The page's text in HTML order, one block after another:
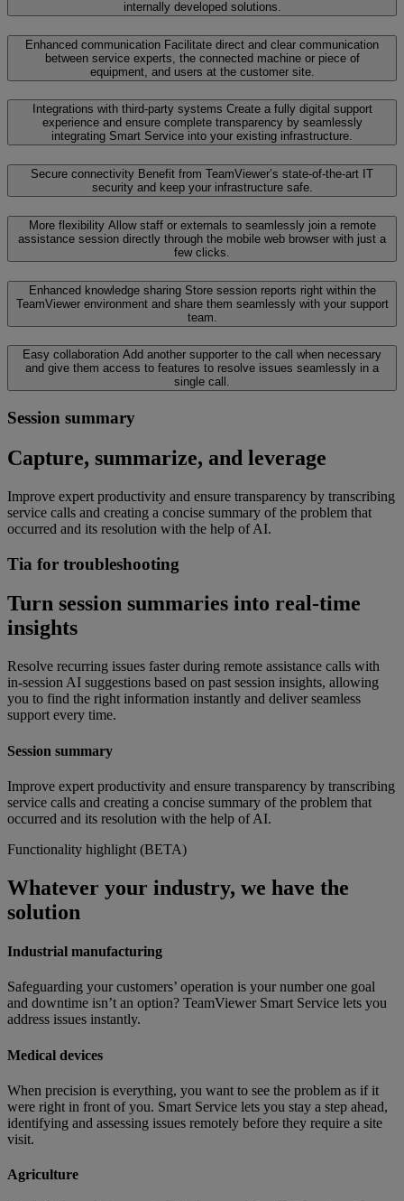
internally developed solutions.
Enhanced communication Facilitate direct and clear communication
between service experts, the connected machine or piece of
equipment, and users at the customer site.
Integrations with third-party systems Create a fully digital support
experience and ensure complete transparency by seamlessly
integrating Smart Service into your existing infrastructure.
Secure connectivity Benefit from TeamViewer’s state-of-the-art IT
security and keep your infrastructure safe.
More flexibility Allow staff or externals to seamlessly join a remote
assistance session directly through the mobile web browser with just a
few clicks.
Enhanced knowledge sharing Store session reports right within the
TeamViewer environment and share them seamlessly with your support
team.
Easy collaboration Add another supporter to the call when necessary
and give them access to features to resolve issues seamlessly in a
single call.
Session summary
Capture, summarize, and leverage
Improve expert productivity and ensure transparency by transcribing
service calls and creating a concise summary of the problem that
occurred and its resolution with the help of AI.
Tia for troubleshooting
Turn session summaries into real-time
insights
Resolve recurring issues faster during remote assistance calls with
in-session AI suggestions based on past session insights, allowing
you to find the right information instantly and deliver seamless
support every time.
Session summary
Improve expert productivity and ensure transparency by transcribing
service calls and creating a concise summary of the problem that
occurred and its resolution with the help of AI.
Functionality highlight (BETA)
Whatever your industry, we have the
solution
Industrial manufacturing
Safeguarding your customers’ operation is your number one goal
and downtime isn’t an option? TeamViewer Smart Service lets you
address issues instantly.
Medical devices
When precision is everything, you want to see the problem as if it
were right in front of you. Smart Service lets you stay a step ahead,
identifying and assessing issues remotely before they require a site
visit.
Agriculture